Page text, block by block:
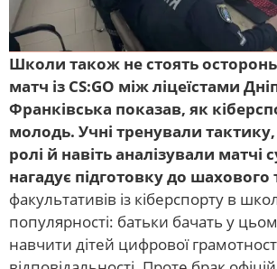
Школи також не стоять
матч із CS:GO між ліцеїстами
Франківська показав, як
молодь. Учні тренували
ролі й навіть аналізували матчі
нагадує підготовку до шахового
факультативів із кіберспорту в
популярності: батьки бачать у
навчити дітей цифрової